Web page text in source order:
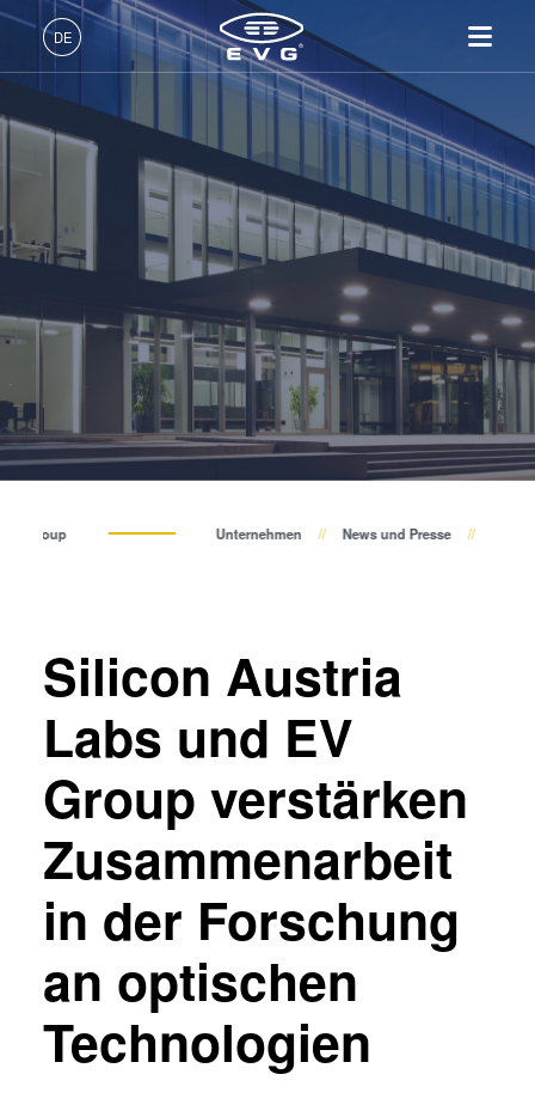
DE
Deutsch (DE)
日本語 (JA)
Produkte
Lithographie
Nanopräge-Lithographie
Metrologie
Dienstleistungen zur
Prozessentwicklung
Technologien
IR LayerRelease™
Technology
MLE™ - Maskless Exposure
Technologie
Nanopräge-Lithographie
(NIL) - SmartNIL®
Wafer-Level Optics
Optische Lithographie
Fotolackverarbeitung
Bonden
Anodisches Bonden
Hybrid- und Fusionsbonden
Die-to-Wafer Fusion and
Hybrid Bonding
ComBond® Technologie
Metrologie
Unternehmen
Über EVG
Globale Präsenz
News und Presse
Events
Lieferanten und Partner
R&D Projects
INSIDER-Jobs
Arbeitsbereiche
INSIDER-Benefits
INSIDER
Wie werde ich INSIDER?
Infos für Schulen, Schüler
und Studenten
EV Group Unternehmen News und Presse
Silicon Austria
Labs und EV
Group verstärken
Zusammenarbeit
in der Forschung
an optischen
Technologien
Über EVG
Globale Präsenz
News und Presse
Events
Lieferanten und Partner
R&D Projects